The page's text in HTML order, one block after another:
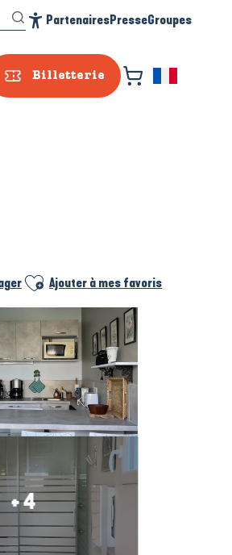
Billetterie
PartenairesPresseGroupes
Ajouter aux favoris
Ajouter à mes favoris
+ 4